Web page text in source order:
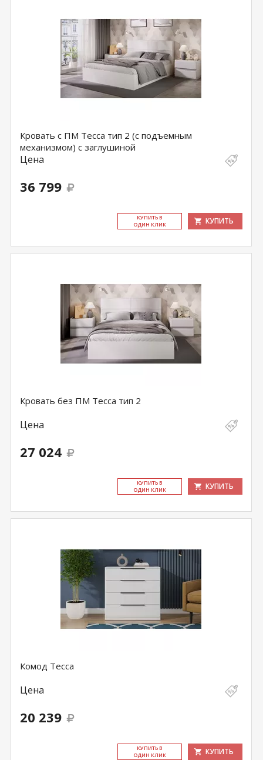
Кровать с ПМ Тесса тип 2 (с подъемным
механизмом) с заглушиной
Цена
36 799
КУ­ПИТЬ В
ОДИН КЛИК
КУПИТЬ
Кровать без ПМ Тесса тип 2
Цена
27 024
КУ­ПИТЬ В
ОДИН КЛИК
КУПИТЬ
Комод Тесса
Цена
20 239
КУ­ПИТЬ В
ОДИН КЛИК
КУПИТЬ